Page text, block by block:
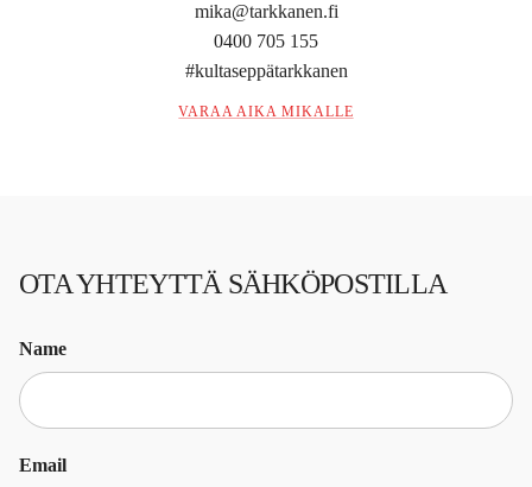
mika@tarkkanen.fi
0400 705 155
#kultaseppätarkkanen
VARAA AIKA MIKALLE
OTA YHTEYTTÄ SÄHKÖPOSTILLA
Name
Email